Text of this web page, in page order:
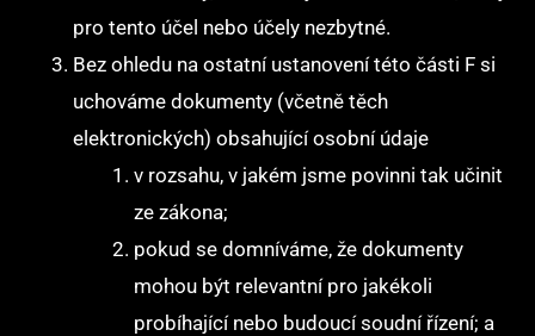
pro tento účel nebo účely nezbytné.
Bez ohledu na ostatní ustanovení této části F si
uchováme dokumenty (včetně těch
elektronických) obsahující osobní údaje
v rozsahu, v jakém jsme povinni tak učinit
ze zákona;
pokud se domníváme, že dokumenty
mohou být relevantní pro jakékoli
probíhající nebo budoucí soudní řízení; a